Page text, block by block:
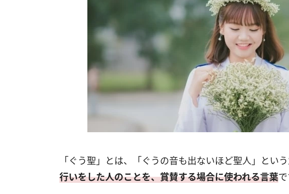
「ぐう聖」とは、「ぐうの音も出ないほど聖人」とい
行いをした人のことを、賞賛する場合に使われる言葉で